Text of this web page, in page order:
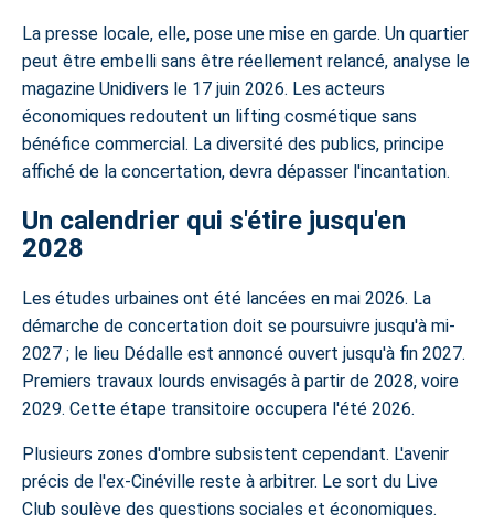
La presse locale, elle, pose une mise en garde. Un quartier
peut être embelli sans être réellement relancé, analyse le
magazine Unidivers le 17 juin 2026. Les acteurs
économiques redoutent un lifting cosmétique sans
bénéfice commercial. La diversité des publics, principe
affiché de la concertation, devra dépasser l'incantation.
Un calendrier qui s'étire jusqu'en
2028
Les études urbaines ont été lancées en mai 2026. La
démarche de concertation doit se poursuivre jusqu'à mi-
2027 ; le lieu Dédalle est annoncé ouvert jusqu'à fin 2027.
Premiers travaux lourds envisagés à partir de 2028, voire
2029. Cette étape transitoire occupera l'été 2026.
Plusieurs zones d'ombre subsistent cependant. L'avenir
précis de l'ex-Cinéville reste à arbitrer. Le sort du Live
Club soulève des questions sociales et économiques.